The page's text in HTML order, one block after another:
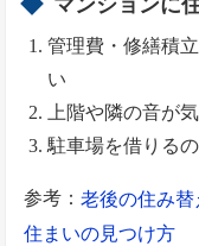
管理費・修繕積
い
上階や隣の音が
駐車場を借りる
参考：老後の住み
住まいの見つけ方